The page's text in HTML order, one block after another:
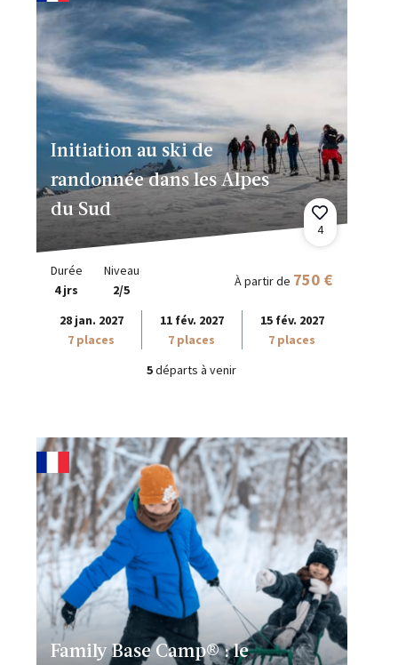
Initiation au ski de
randonnée dans les Alpes
du Sud
4
Durée
4 jrs
Niveau
2/5
À partir de 750 €
28 jan. 2027
7 places
11 fév. 2027
7 places
15 fév. 2027
7 places
5départs à venir
Family Base Camp® : le